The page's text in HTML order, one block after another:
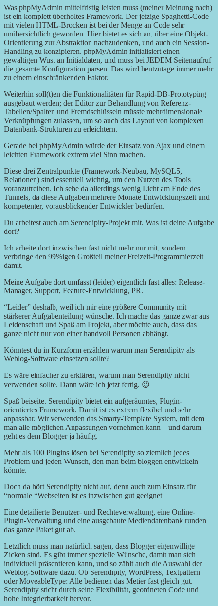
Was phpMyAdmin mittelfristig leisten muss (meiner Meinung nach)
ist ein komplett überholtes Framework. Der jetzige Spaghetti-Code
mit vielen HTML-Brocken ist bei der Menge an Code sehr
unübersichtlich geworden. Hier bietet es sich an, über eine Objekt-
Orientierung zur Abstraktion nachzudenken, und auch ein Session-
Handling zu konzipieren. phpMyAdmin initialisiert einen
gewaltigen Wust an Initialdaten, und muss bei JEDEM Seitenaufruf
die gesamte Konfiguration parsen. Das wird heutzutage immer mehr
zu einem einschränkenden Faktor.
Weiterhin soll(t)en die Funktionalitäten für Rapid-DB-Prototyping
ausgebaut werden; der Editor zur Behandlung von Referenz-
Tabellen/Spalten und Fremdschlüsseln müsste mehrdimensionale
Verknüpfungen zulassen, um so auch das Layout von komplexen
Datenbank-Strukturen zu erleichtern.
Gerade bei phpMyAdmin würde der Einsatz von Ajax und einem
leichten Framework extrem viel Sinn machen.
Diese drei Zentralpunkte (Framework-Neubau, MySQL5,
Relationen) sind essentiell wichtig, um den Nutzen des Tools
voranzutreiben. Ich sehe da allerdings wenig Licht am Ende des
Tunnels, da diese Aufgaben mehrere Monate Entwicklungszeit und
kompetenter, vorausblickender Entwickler bedürfen.
Du arbeitest auch am Serendipity-Projekt mit. Was ist deine Aufgabe
dort?
Ich arbeite dort inzwischen fast nicht mehr nur mit, sondern
verbringe den 99%igen Großteil meiner Freizeit-Programmierzeit
damit.
Meine Aufgabe dort umfasst (leider) eigentlich fast alles: Release-
Manager, Support, Feature-Entwicklung, PR.
“Leider” deshalb, weil ich mir eine größere Community mit
stärkerer Aufgabenteilung wünsche. Ich mache das ganze zwar aus
Leidenschaft und Spaß am Projekt, aber möchte auch, dass das
ganze nicht nur von einer handvoll Personen abhängt.
Könntest du in Kurzform erzählen warum man Serendipity als
Weblog-Software einsetzen sollte?
Es wäre einfacher zu erklären, warum man Serendipity nicht
verwenden sollte. Dann wäre ich jetzt fertig. 😉
Spaß beiseite. Serendipity bietet ein aufgeräumtes, Plugin-
orientiertes Framework. Damit ist es extrem flexibel und sehr
anpassbar. Wir verwenden das Smarty-Template System, mit dem
man alle möglichen Anpassungen vornehmen kann – und darum
geht es dem Blogger ja häufig.
Mehr als 100 Plugins lösen bei Serendipity so ziemlich jedes
Problem und jeden Wunsch, den man beim bloggen entwickeln
könnte.
Doch da hört Serendipity nicht auf, denn auch zum Einsatz für
“normale “Webseiten ist es inzwischen gut geeignet.
Eine detailierte Benutzer- und Rechteverwaltung, eine Online-
Plugin-Verwaltung und eine ausgebaute Mediendatenbank runden
das ganze Paket gut ab.
Letztlich muss man natürlich sagen, dass Blogger eigenwillige
Zicken sind. Es gibt immer spezielle Wünsche, damit man sich
individuell präsentieren kann, und so zählt auch die Auswahl der
Weblog-Software dazu. Ob Serendipity, WordPress, Textpattern
oder MoveableType: Alle bedienen das Metier fast gleich gut.
Serendipity sticht durch seine Flexibilität, geordneten Code und
hohe Integrierbarkeit hervor.